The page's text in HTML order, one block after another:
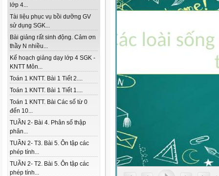
lớp 4...
Tài liệu phục vụ bồi dưỡng GV
sử dụng SGK...
Bài giảng rất sinh động. Cảm ơn
thầy N nhiều...
Kế hoạch giảng dạy lớp 4 SGK -
KNTT Môn...
Toán 1 KNTT. Bài 1 Tiết 2....
Toán 1 KNTT. Bài 1 Tiết 1....
Toán 1 KNTT. Bài Các số từ 0
đến 10...
TUẦN 2- Bài 4. Phân số thập
phân...
TUẦN 2- T3. Bài 5. Ôn tập các
phép tính...
TUẦN 2- T2. Bài 5. Ôn tập các
phép tính...